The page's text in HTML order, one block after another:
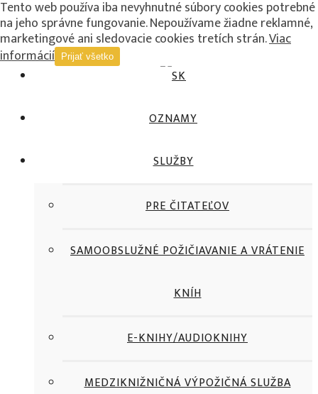
Toggle High Contrast
Toggle Font size
OZNAMY
SLUŽBY
PRE ČITATEĽOV
SAMOOBSLUŽNÉ POŽIČIAVANIE A VRÁTENIE
KNÍH
E-KNIHY/AUDIOKNIHY
MEDZIKNIŽNIČNÁ VÝPOŽIČNÁ SLUŽBA
Tento web používa iba nevyhnutné súbory cookies potrebné
na jeho správne fungovanie. Nepoužívame žiadne reklamné,
marketingové ani sledovacie cookies tretích strán.Viac
informácií
Prijať všetko